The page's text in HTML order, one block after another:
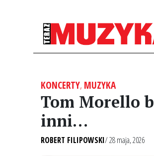
KONCERTY, MUZYKA
Tom Morello
inni…
ROBERT FILIPOWSKI/ 28 maja, 2026